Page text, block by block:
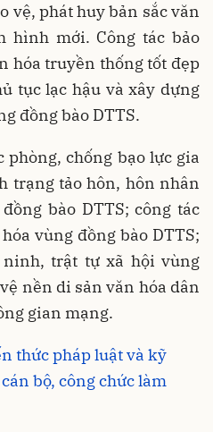
vệ, phát huy bản sắc văn
hình mới. Công tác bảo
hóa truyền thống tốt đẹp
tục lạc hậu và xây dựng
đồng bào DTTS.
phòng, chống bạo lực gia
trạng tảo hôn, hôn nhân
bào DTTS; công tác
vùng đồng bào DTTS;
trật tự xã hội vùng
nền di sản văn hóa dân
gian mạng.
thức pháp luật và kỹ
bộ, công chức làm